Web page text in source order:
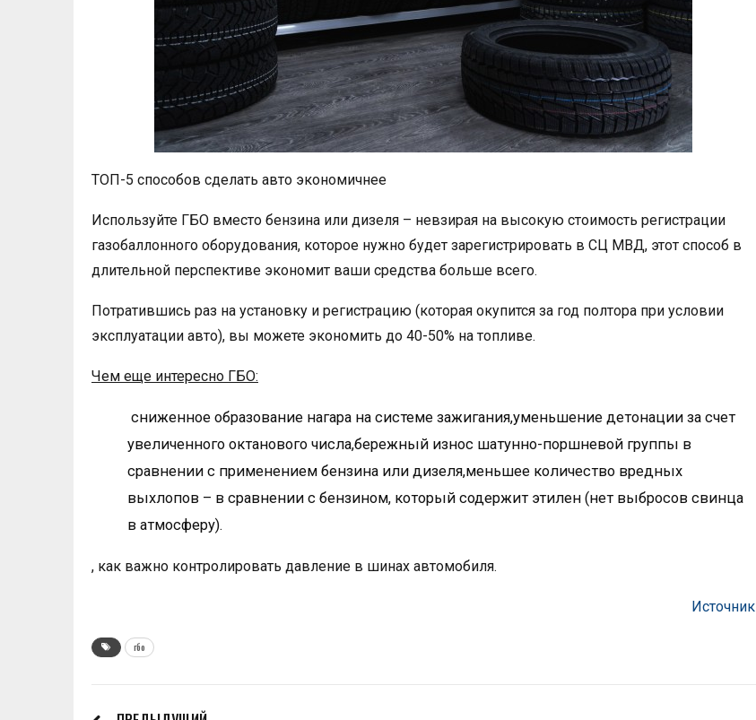
ТОП-5 способов сделать авто экономичнее
Используйте ГБО вместо бензина или дизеля – невзирая на высокую стоимость регистрации
газобаллонного оборудования, которое нужно будет зарегистрировать в СЦ МВД, этот способ в
длительной перспективе экономит ваши средства больше всего.
Потратившись раз на установку и регистрацию (которая окупится за год полтора при условии
эксплуатации авто), вы можете экономить до 40-50% на топливе.
Чем еще интересно ГБО:
сниженное образование нагара на системе зажигания,уменьшение детонации за счет
увеличенного октанового числа,бережный износ шатунно-поршневой группы в
сравнении с применением бензина или дизеля,меньшее количество вредных
выхлопов – в сравнении с бензином, который содержит этилен (нет выбросов свинца
в атмосферу).
, как важно контролировать давление в шинах автомобиля.
Источник
гбо